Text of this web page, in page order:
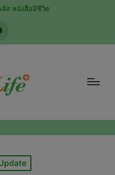
ลัส หนังสือมีชีวิต
modal-check